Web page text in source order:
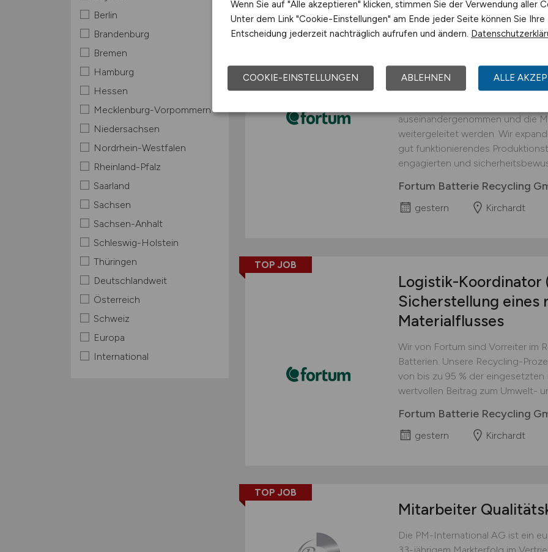
Berlin
Brandenburg
Bremen
Hamburg
Hessen
Mecklenburg-Vorpommern
Niedersachsen
Nordrhein-Westfalen
Rheinland-Pfalz
Saarland
Sachsen
Sachsen-Anhalt
Schleswig-Holstein
Thüringen
Deutschlandweit
Österreich
Schweiz
Europa
International
TOP JOB
(w/m/d)
interessanter
An unserem Standort in
Prozessschritt durchgeführt, in
auseinandergenommen und die
weitergeleitet werden. Wir
gut funktionierendes
engagierten und
Fortum Batterie Recycling
gestern Kirchardt
TOP JOB
Logistik-Koordinator
Sicherstellung eines
Materialflusses
Wir von Fortum sind Vorreiter im
Batterien. Unsere Recycling-
von bis zu 95 % der eingesetzten
wertvollen Beitrag zum Umwelt-
Fortum Batterie Recycling
gestern Kirchardt
TOP JOB
Mitarbeiter
Die PM-International AG ist ein
Wenn Sie auf "Alle akzeptieren" klicken, stimmen Sie der Verwendung aller
Unter dem Link "Cookie-Einstellungen" am Ende jeder Seite können Sie Ihre
Entscheidung jederzeit nachträglich aufrufen und ändern.
COOKIE-EINSTELLUNGEN ABLEHNEN ALLE